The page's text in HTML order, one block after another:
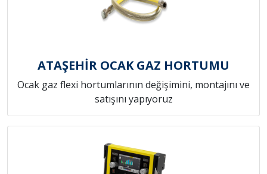
ATAŞEHİR OCAK GAZ HORTUMU
Ocak gaz flexi hortumlarının değişimini, montajını ve
satışını yapıyoruz